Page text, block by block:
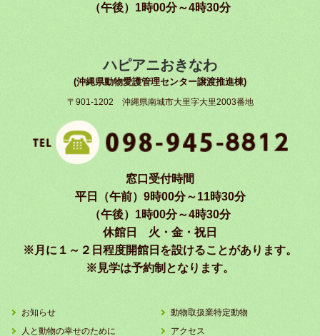
（午後）1時00分～4時30分
ハピアニおきなわ
(沖縄県動物愛護管理センター譲渡推進棟)
〒901-1202 沖縄県南城市大里字大里2003番地
窓口受付時間
平日（午前）9時00分～11時30分
（午後）1時00分～4時30分
休館日 火・金・祝日
※月に１～２日程度開館日を設けることがあります。
※見学は予約制となります。
お知らせ
動物取扱業特定動物
人と動物の幸せのために
アクセス